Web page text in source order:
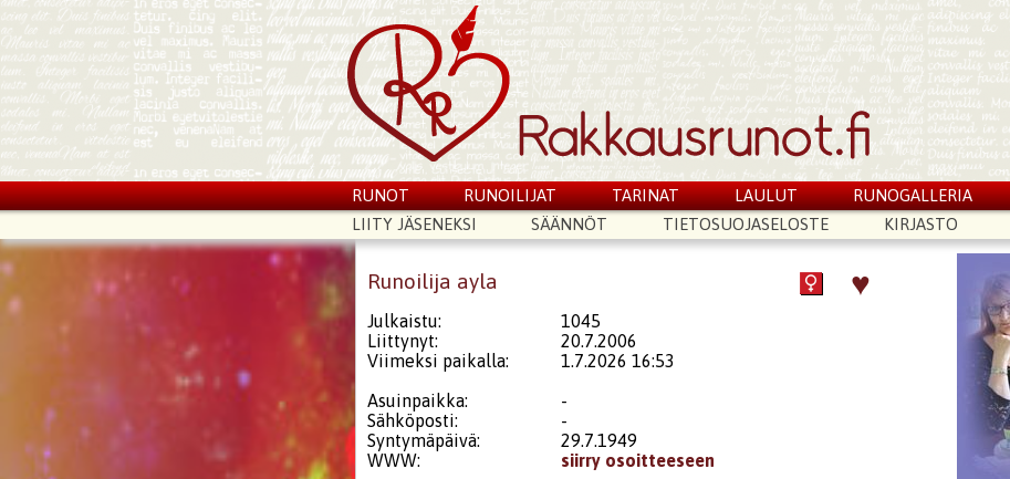
RUNOT RUNOILIJAT TARINAT LAULUT
RUNOGALLERIA
LIITY JÄSENEKSI
SÄÄNNÖT TIETOSUOJASELOSTE KIRJASTO
Runoilija ayla ♥
Julkaistu:
1045
Liittynyt:
20.7.2006
Viimeksi paikalla:
1.7.2026 16:53
Asuinpaikka:
-
Sähköposti:
-
Syntymäpäivä:
29.7.1949
WWW:
siirry osoitteeseen